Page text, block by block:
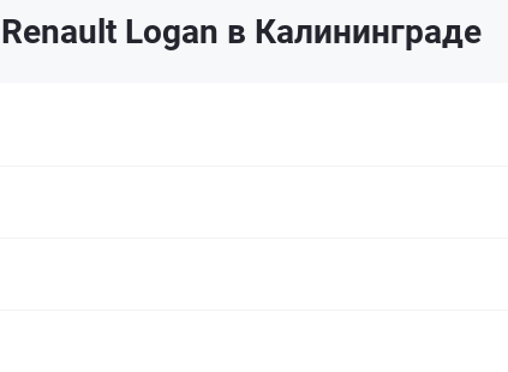
Logan в Калининграде